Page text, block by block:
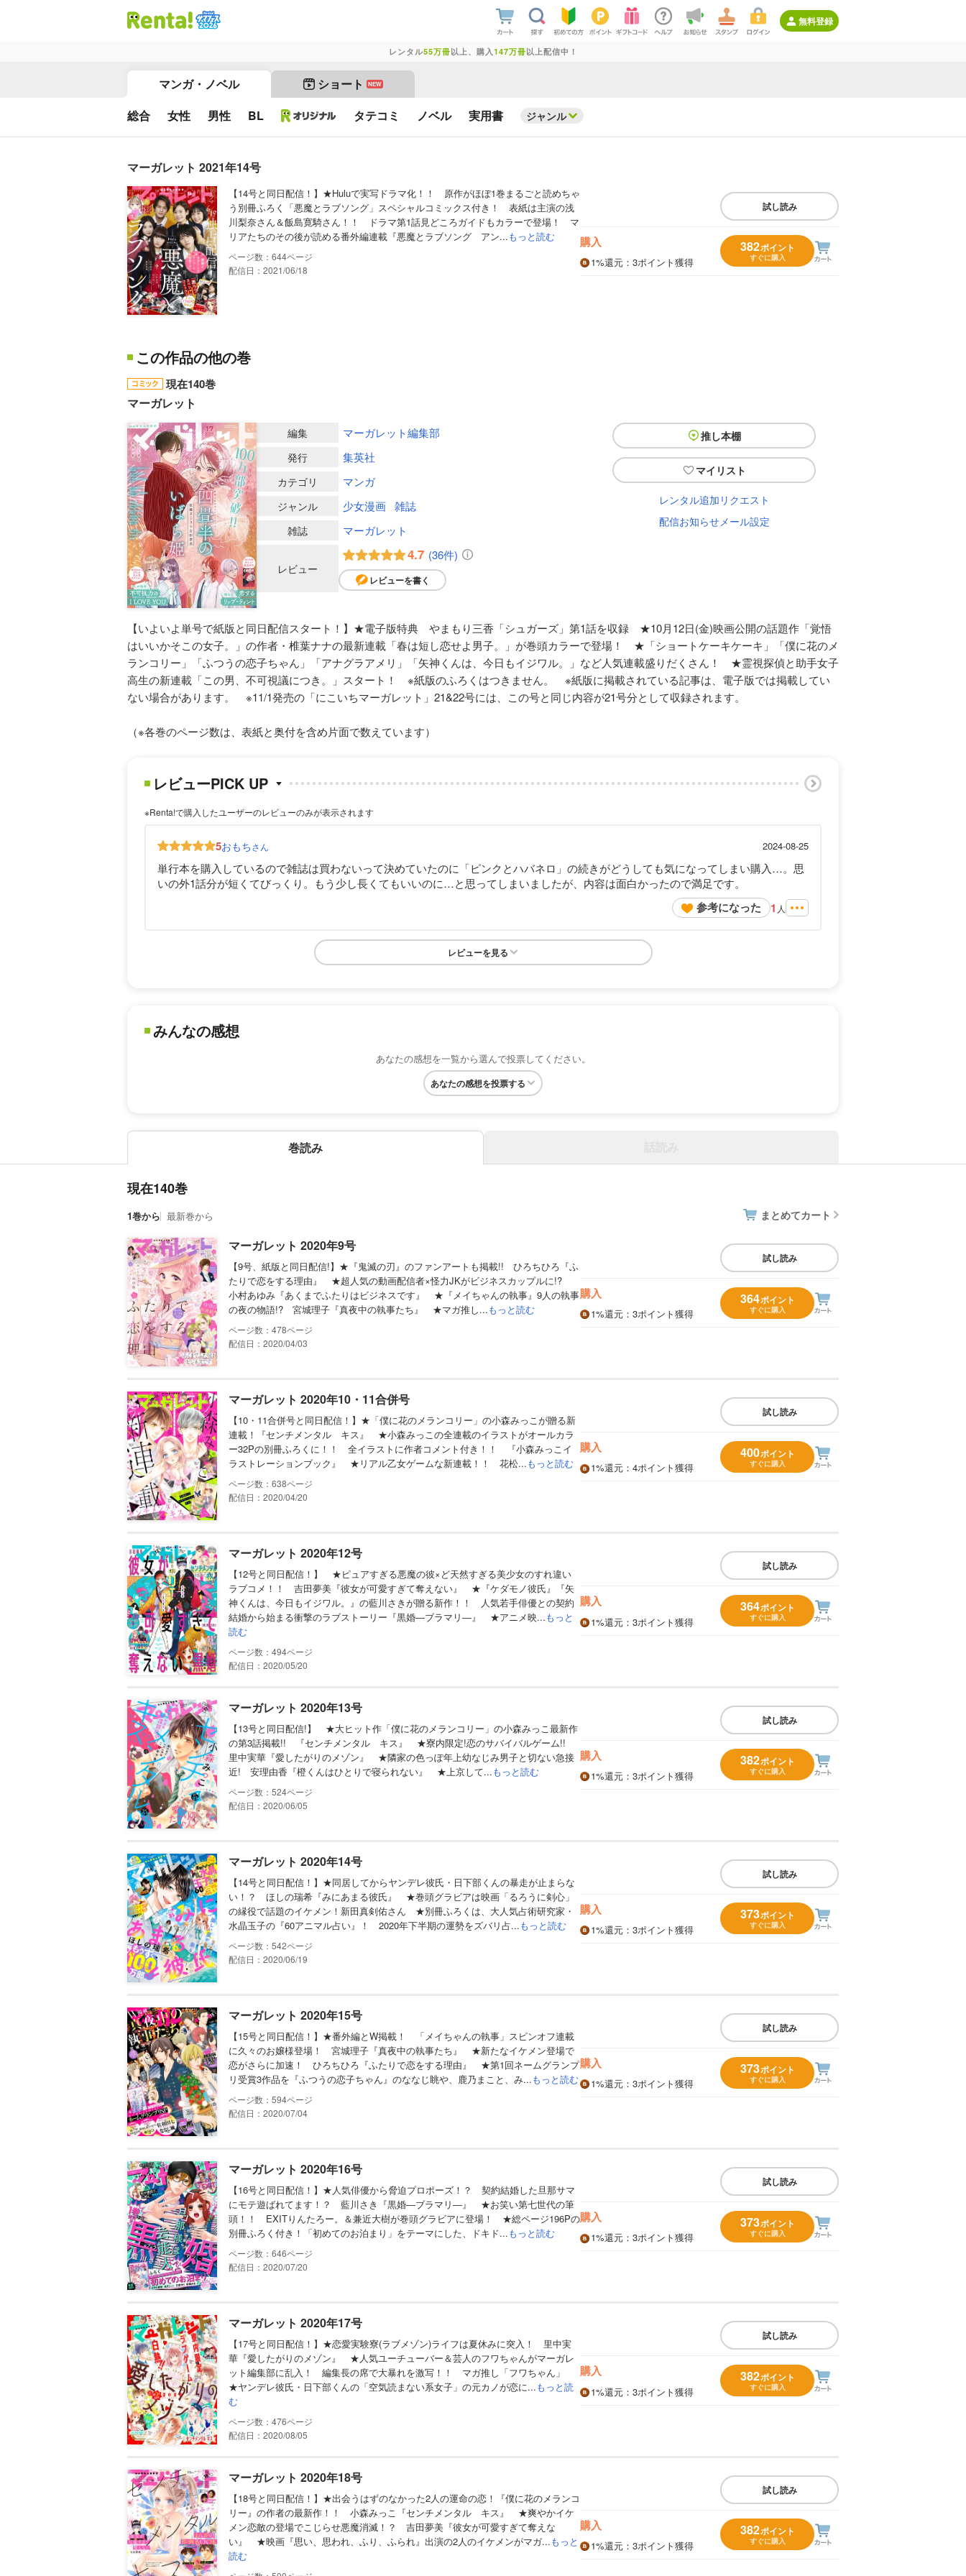
無料登録
レンタル55万冊以上、購入 147万冊以上配信中！
マンガ・ノベル ショート NEW
総合 女性 男性 BL タテコミ ノベル 実用書 ジャンル
マーガレット 2021年14号
【14号と同日配信！】★Huluで実写ドラマ化！！ 原作がほぼ1巻まるごと読めちゃ
う別冊ふろく「悪魔とラブソング」スペシャルコミックス付き！ 表紙は主演の浅
川梨奈さん＆飯島寛騎さん！！ ドラマ第1話見どころガイドもカラーで登場！ マ
リアたちのその後が読める番外編連載『悪魔とラブソング アン...もっと読む
644
配信日：2021/06/18
試し読み
購入
1%還元 ：3ポイント獲得
382ポイント
すぐに購入
この作品の他の巻
現在140巻
マーガレット
推し本棚
マイリスト
レンタル追加リクエスト
配信お知らせメール設定
編集 マーガレット編集部
発行 集英社
カテゴリ マンガ
ジャンル 少女漫画 雑誌
雑誌 マーガレット
レビュー
4.7 (36件)
レビューを書く
【いよいよ単号で紙版と同日配信スタート！】★電子版特典 やまもり三香「シュガーズ」第1話を収録 ★10月12日(金)映画公開の話題作「覚悟
はいいかそこの女子。」の作者・椎葉ナナの最新連載「春は短し恋せよ男子。」が巻頭カラーで登場！ ★「ショートケーキケーキ」「僕に花のメ
ランコリー」「ふつうの恋子ちゃん」「アナグラアメリ」「矢神くんは、今日もイジワル。」など人気連載盛りだくさん！ ★霊視探偵と助手女子
高生の新連載「この男、不可視議につき。」スタート！ ※紙版のふろくはつきません。 ※紙版に掲載されている記事は、電子版では掲載してい
ない場合があります。 ※11/1発売の「にこいちマーガレット」21&22号には、この号と同じ内容が21号分として収録されます。
（※各巻のページ数は、表紙と奥付を含め片面で数えています）
レビューPICK UP
※Renta!で購入したユーザーのレビューのみが表示されます
5おもちさん 2024-08-25
単行本を購入しているので雑誌は買わないって決めていたのに「ピンクとハバネロ」の続きがどうしても気になってしまい購入…。思
いの外1話分が短くてびっくり。もう少し長くてもいいのに…と思ってしまいましたが、内容は面白かったので満足です。
参考になった 1 人
レビューを見る
みんなの感想
あなたの感想を一覧から選んで投票してください。
あなたの感想を投票する
巻読み
現在140巻
1巻から 最新巻から まとめてカート
マーガレット 2020年9号
【9号、紙版と同日配信!】★『鬼滅の刃』のファンアートも掲載!! ひろちひろ『ふ
たりで恋をする理由』 ★超人気の動画配信者×怪力JKがビジネスカップルに!?
小村あゆみ『あくまでふたりはビジネスです』 ★『メイちゃんの執事』9人の執事
の夜の物語!? 宮城理子『真夜中の執事たち』 ★マガ推し...もっと読む
478
配信日：2020/04/03
試し読み
購入
1%還元 ：3ポイント獲得
364ポイント
すぐに購入
マーガレット 2020年10・11合併号
【10・11合併号と同日配信！】★「僕に花のメランコリー」の小森みっこが贈る新
連載！『センチメンタル キス』 ★小森みっこの全連載のイラストがオールカラ
ー32Pの別冊ふろくに！！ 全イラストに作者コメント付き！！ 『小森みっこイ
ラストレーションブック』 ★リアル乙女ゲームな新連載！！ 花松...もっと読む
638
配信日：2020/04/20
試し読み
購入
1%還元 ：4ポイント獲得
400ポイント
すぐに購入
マーガレット 2020年12号
【12号と同日配信！】 ★ピュアすぎる悪魔の彼×ど天然すぎる美少女のすれ違い
ラブコメ！！ 吉田夢美『彼女が可愛すぎて奪えない』 ★『ケダモノ彼氏』『矢
神くんは、今日もイジワル。』の藍川さきが贈る新作！！ 人気若手俳優との契約
結婚から始まる衝撃のラブストーリー『黒婚―ブラマリ―』 ★アニメ映...もっと
読む
494
配信日：2020/05/20
試し読み
購入
1%還元 ：3ポイント獲得
364ポイント
すぐに購入
マーガレット 2020年13号
【13号と同日配信!】 ★大ヒット作「僕に花のメランコリー」の小森みっこ最新作
の第3話掲載!! 『センチメンタル キス』 ★寮内限定!恋のサバイバルゲーム!!
里中実華『愛したがりのメゾン』 ★隣家の色っぽ年上幼なじみ男子と切ない急接
近! 安理由香『橙くんはひとりで寝られない』 ★上京して...もっと読む
524
配信日：2020/06/05
試し読み
購入
1%還元 ：3ポイント獲得
382ポイント
すぐに購入
マーガレット 2020年14号
【14号と同日配信！】★同居してからヤンデレ彼氏・日下部くんの暴走が止まらな
い！？ ほしの瑞希『みにあまる彼氏』 ★巻頭グラビアは映画「るろうに剣心」
の縁役で話題のイケメン！新田真剣佑さん ★別冊ふろくは、大人気占術研究家・
水晶玉子の『60アニマル占い』！ 2020年下半期の運勢をズバリ占...もっと読む
542
配信日：2020/06/19
試し読み
購入
1%還元 ：3ポイント獲得
373ポイント
すぐに購入
マーガレット 2020年15号
【15号と同日配信！】★番外編とW掲載！ 「メイちゃんの執事」スピンオフ連載
に久々のお嬢様登場！ 宮城理子『真夜中の執事たち』 ★新たなイケメン登場で
恋がさらに加速！ ひろちひろ『ふたりで恋をする理由』 ★第1回ネームグランプ
リ受賞3作品を『ふつうの恋子ちゃん』のななじ眺や、鹿乃まこと、み...もっと読む
594
配信日：2020/07/04
試し読み
購入
1%還元 ：3ポイント獲得
373ポイント
すぐに購入
マーガレット 2020年16号
【16号と同日配信！】★人気俳優から脅迫プロポーズ！？ 契約結婚した旦那サマ
にモテ遊ばれてます！？ 藍川さき『黒婚―ブラマリ―』 ★お笑い第七世代の筆
頭！！ EXITりんたろー。＆兼近大樹が巻頭グラビアに登場！ ★総ページ196Pの
別冊ふろく付き！「初めてのお泊まり」をテーマにした、ドキド...もっと読む
646
配信日：2020/07/20
試し読み
購入
1%還元 ：3ポイント獲得
373ポイント
すぐに購入
マーガレット 2020年17号
【17号と同日配信！】★恋愛実験寮(ラブメゾン)ライフは夏休みに突入！ 里中実
華『愛したがりのメゾン』 ★人気ユーチューバー＆芸人のフワちゃんがマーガレ
ット編集部に乱入！ 編集長の席で大暴れを激写！！ マガ推し「フワちゃん」
★ヤンデレ彼氏・日下部くんの「空気読まない系女子」の元カノが恋に...もっと読
む
476
配信日：2020/08/05
試し読み
購入
1%還元 ：3ポイント獲得
382ポイント
すぐに購入
マーガレット 2020年18号
【18号と同日配信！】★出会うはずのなかった2人の運命の恋！『僕に花のメランコ
リー』の作者の最新作！！ 小森みっこ『センチメンタル キス』 ★爽やかイケ
メン恋敵の登場でこじらせ悪魔消滅！？ 吉田夢美『彼女が可愛すぎて奪えな
い』 ★映画『思い、思われ、ふり、ふられ』出演の2人のイケメンがマガ...もっと
読む
試し読み
購入
1%還元 ：3ポイント獲得
382ポイント
すぐに購入